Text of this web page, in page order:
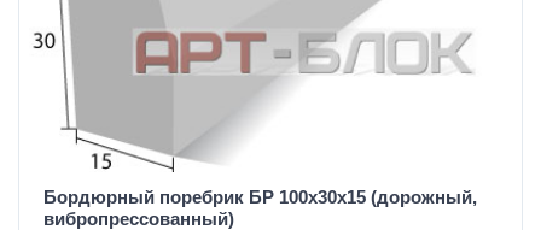
Бордюрный поребрик БР 100х30х15 (дорожный,
вибропрессованный)